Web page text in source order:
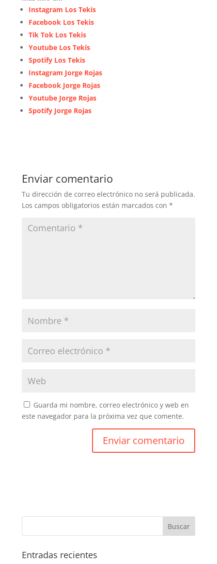
Instagram Los Tekis
Facebook Los Tekis
Tik Tok Los Tekis
Youtube Los Tekis
Spotify Los Tekis
Instagram Jorge Rojas
Facebook Jorge Rojas
Youtube Jorge Rojas
Spotify Jorge Rojas
Enviar comentario
Tu dirección de correo electrónico no será publicada.
Los campos obligatorios están marcados con *
Guarda mi nombre, correo electrónico y web en
este navegador para la próxima vez que comente.
Entradas recientes